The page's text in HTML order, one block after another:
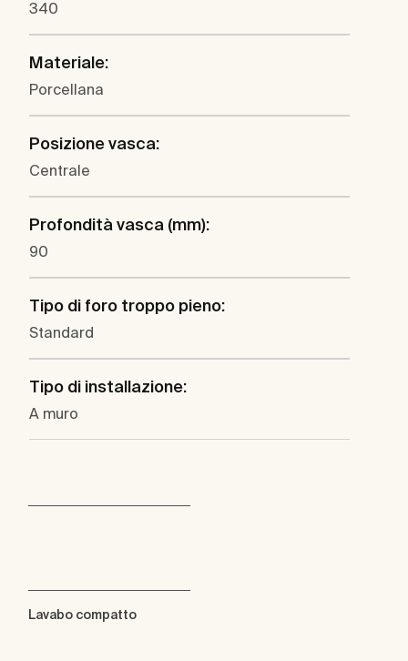
340
Materiale:
Porcellana
Posizione vasca:
Centrale
Profondità vasca (mm):
90
Tipo di foro troppo pieno:
Standard
Tipo di installazione:
A muro
Lavabo compatto